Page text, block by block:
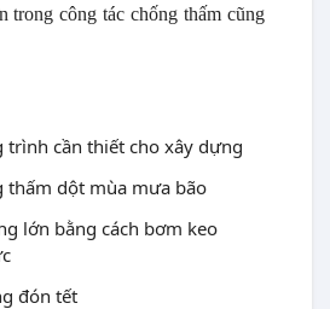
trong công tác chống thấm cũng
trình cần thiết cho xây dựng
thấm dột mùa mưa bão
lớn bằng cách bơm keo
đón tết